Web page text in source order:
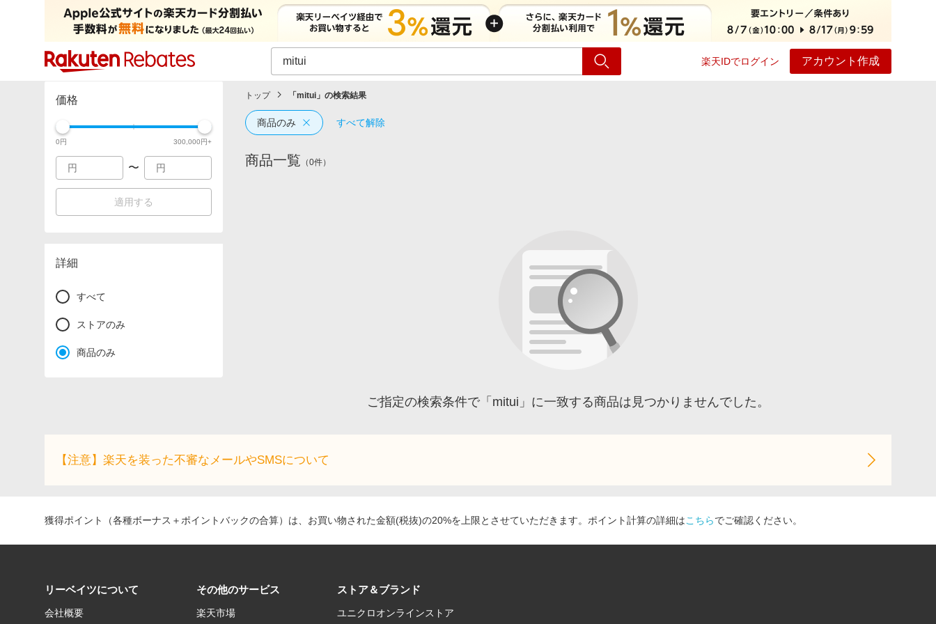
楽天IDでログイン アカウント作成
カテゴリー一覧 イベント一覧
価格
0円 300,000円+
〜
適用する
詳細
すべて
ストアのみ
商品のみ
トップ 「 mitui 」の検索結果
商品のみ すべて解除
商品一覧 （0件）
ご指定の検索条件で「mitui」に一致する商品は見つかりませんでした。
【注意】楽天を装った不審なメールやSMSについて
獲得ポイント（各種ボーナス＋ポイントバックの合算）は、お買い物された金額(税抜)の20%を上限とさせていただきます。ポイント計算の詳細はこちらでご確認ください。
リーベイツについて
会社概要
その他のサービス
楽天市場
ストア＆ブランド
ユニクロオンラインストア